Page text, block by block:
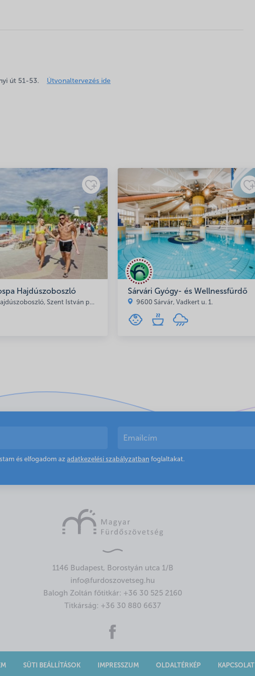
a következő hozzászólásomhoz.
út 51-53. Útvonaltervezés ide
Hajdúszoboszló
Szent István park 1-3.
Sárvári Gyógy- és Wellnessfürdő
9600 Sárvár, Vadkert u. 1.
és elfogadom az adatkezelési szabályzatban foglaltakat.
1146 Budapest, Borostyán utca 1/B
info@furdoszovetseg.hu
Balogh Zoltán főtitkár: +36 30 525 2160
Titkárság: +36 30 880 6637
SÜTI BEÁLLÍTÁSOK IMPRESSZUM OLDALTÉRKÉP KAPCSOLAT